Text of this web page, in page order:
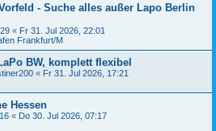
- Suche alles außer Lapo Berlin
« Fr 31. Jul 2026, 22:01
Frankfurt/M
BW, komplett flexibel
« Fr 31. Jul 2026, 17:21
Hessen
« Do 30. Jul 2026, 07:17